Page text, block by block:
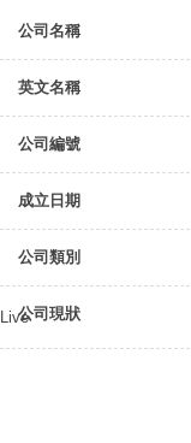
公司名稱
英文名稱
公司編號
成立日期
公司類別
公司現狀
Live